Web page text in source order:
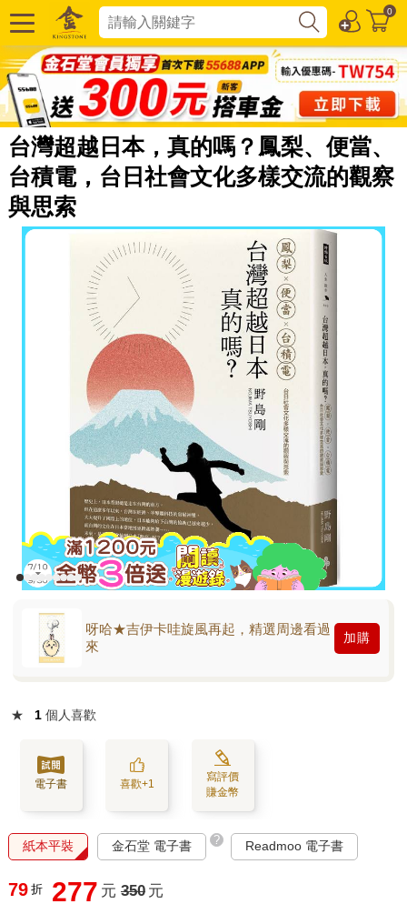
0
台灣超越日本，真的嗎？鳳梨、便當、
台積電，台日社會文化多樣交流的觀察
與思索
呀哈★吉伊卡哇旋風再起，精選周邊看過
來
加購
★ 1 個人喜歡
電子書 喜歡+1
寫評價
賺金幣
紙本平裝 金石堂 電子書 ? Readmoo 電子書
79 折 277 元 350 元